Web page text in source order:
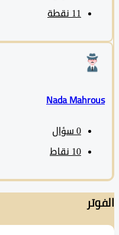
نقطة
Nada
سؤال
نقاط